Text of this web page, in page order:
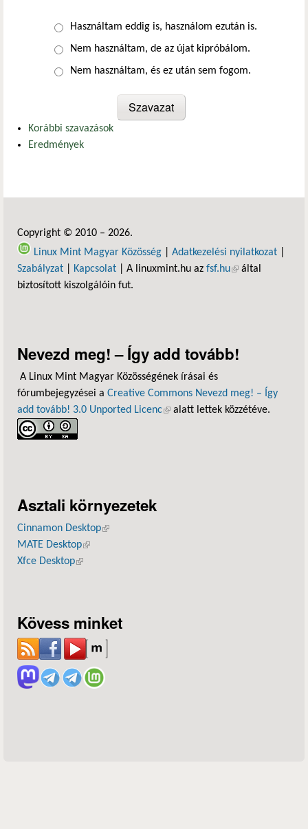
Választások
Használtam eddig is, használom ezután is.
Nem használtam, de az újat kipróbálom.
Nem használtam, és ez után sem fogom.
Korábbi szavazások
Eredmények
Copyright © 2010 – 2026.
Linux Mint Magyar Közösség
Adatkezelési nyilatkozat
Szabályzat
Kapcsolat | A linuxmint.hu az fsf.hu(külső hivatkozás)
által
biztosított kiszolgálóin fut.
Nevezd meg! – Így add tovább!
A Linux Mint Magyar Közösségének írásai és
fórumbejegyzései a Creative Commons Nevezd meg! – Így
add tovább! 3.0 Unported Licenc(külső hivatkozás)
alatt lettek közzétéve.
Asztali környezetek
Cinnamon Desktop(külső hivatkozás)
MATE Desktop(külső hivatkozás)
Xfce Desktop(külső hivatkozás)
Kövess minket